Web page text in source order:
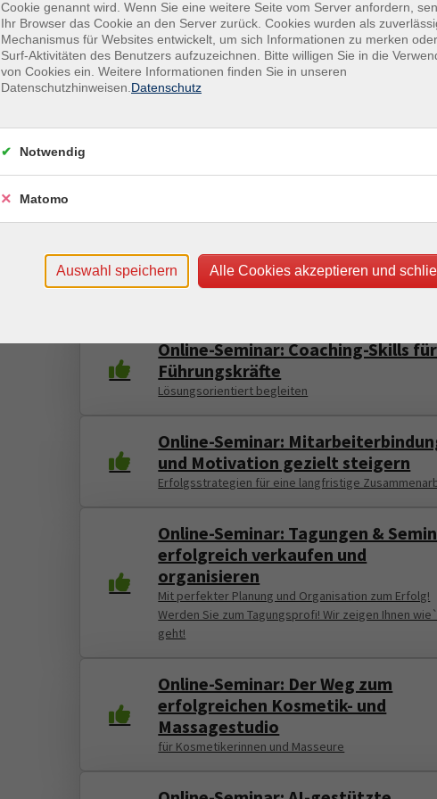
Wie Sie Veranstaltungen und Events erfolgreich
Online-Seminar:
und Psychologie
Psychologische Prinzipien verstehen und nutzen – für
Online-Seminar: Professionelles
und Offboarding
Online-Seminar: Coaching-Skills für
Führungskräfte
Lösungsorientiert begleiten
Online-Seminar:
und Motivation gezielt steigern
Erfolgsstrategien für eine langfristige
Online-Seminar: Tagungen &
erfolgreich verkaufen und
organisieren
Mit perfekter Planung und Organisation zum Erfolg!
Werden Sie zum Tagungsprofi! Wir zeigen Ihnen
geht!
Online-Seminar: Der Weg zum
erfolgreichen Kosmetik- und
Massagestudio
für Kosmetikerinnen und Masseure
Cookie genannt wird. Wenn Sie eine weitere Seite vom Server anfordern,
Ihr Browser das Cookie an den Server zurück. Cookies wurden als
Mechanismus für Websites entwickelt, um sich Informationen zu merken
Surf-Aktivitäten des Benutzers aufzuzeichnen. Bitte willigen Sie in die
von Cookies ein. Weitere Informationen finden Sie in unseren
Datenschutzhinweisen. Datenschutz
Notwendig
Matomo
Auswahl speichern Alle Cookies akzeptieren und